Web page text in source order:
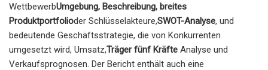
WettbewerbUmgebung, Beschreibung, breites
Produktportfolioder Schlüsselakteure,SWOT-Analyse, und
bedeutende Geschäftsstrategie, die von Konkurrenten
umgesetzt wird, Umsatz,Träger fünf Kräfte Analyse und
Verkaufsprognosen. Der Bericht enthält auch eine